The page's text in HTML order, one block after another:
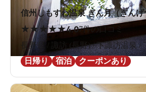
信州しもすわ温泉 ぎん月（ぎんげ
★★★★★4.07件の口コミ
長野県 / 諏訪 (長野) / 下諏訪温泉 /
日帰り
宿泊 クーポンあり